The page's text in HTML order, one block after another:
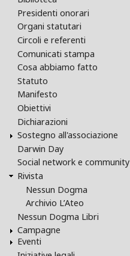
Presidenti onorari
Organi statutari
Circoli e referenti
Comunicati stampa
Cosa abbiamo fatto
Statuto
Manifesto
Obiettivi
Dichiarazioni
Sostegno all'associazione
Darwin Day
Social network e community
Rivista
Nessun Dogma
Archivio L’Ateo
Nessun Dogma Libri
Campagne
Eventi